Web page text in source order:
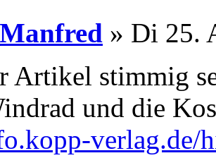
Manfred » Di 25.
Artikel stimmig
und die
verlag.de/